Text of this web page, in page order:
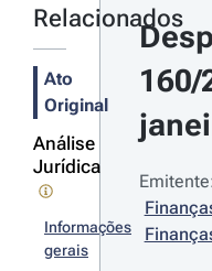
Relacionados
Ato
Original
Análise
Jurídica
Informações
gerais
160/